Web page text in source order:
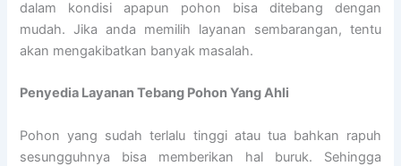
dalam kondisi apapun pohon bisa ditebang dengan
mudah. Jika anda memilih layanan sembarangan, tentu
akan mengakibatkan banyak masalah.
Penyedia Layanan Tebang Pohon Yang Ahli
Pohon yang sudah terlalu tinggi atau tua bahkan rapuh
sesungguhnya bisa memberikan hal buruk. Sehingga